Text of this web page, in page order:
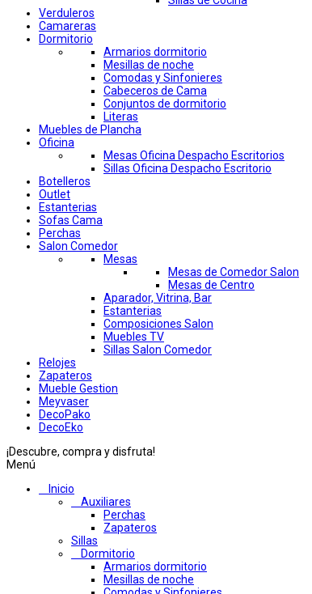
Verduleros
Camareras
Dormitorio
Armarios dormitorio
Mesillas de noche
Comodas y Sinfonieres
Cabeceros de Cama
Conjuntos de dormitorio
Literas
Muebles de Plancha
Oficina
Mesas Oficina Despacho Escritorios
Sillas Oficina Despacho Escritorio
Botelleros
Outlet
Estanterias
Sofas Cama
Perchas
Salon Comedor
Mesas
Mesas de Comedor Salon
Mesas de Centro
Aparador, Vitrina, Bar
Estanterias
Composiciones Salon
Muebles TV
Sillas Salon Comedor
Relojes
Zapateros
Mueble Gestion
Meyvaser
DecoPako
DecoEko
¡Descubre, compra y disfruta!
Menú
Inicio
Auxiliares
Perchas
Zapateros
Sillas
Dormitorio
Armarios dormitorio
Mesillas de noche